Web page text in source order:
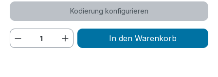
Kodierung konfigurieren
Produkt Anzahl: Gib den gewünschten
In den Warenkorb